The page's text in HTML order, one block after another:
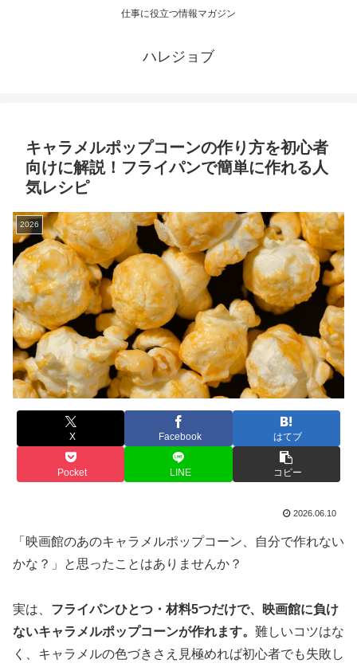
仕事に役立つ情報マガジン
ハレジョブ
キャラメルポップコーンの作り方を初心者
向けに解説！フライパンで簡単に作れる人
気レシピ
2026
X Facebook はてブ
Pocket LINE コピー
2026.06.10
「映画館のあのキャラメルポップコーン、自分で作れない
かな？」と思ったことはありませんか？
実は、 フライパンひとつ・材料5つだけで、映画館に負け
ないキャラメルポップコーンが作れます。 難しいコツはな
く、キャラメルの色づきさえ見極めれば初心者でも失敗し